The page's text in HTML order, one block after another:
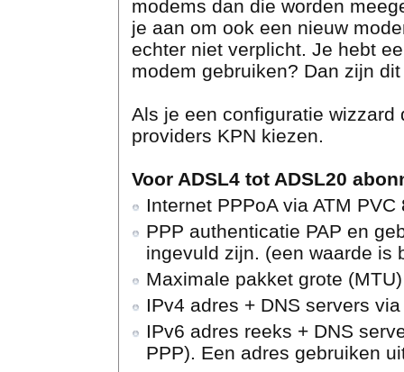
modems dan die worden
je aan om ook een nieuw
echter niet verplicht. Je hebt
modem gebruiken? Dan zijn
Als je een configuratie
providers KPN kiezen.
Voor ADSL4 tot ADSL20
Internet PPPoA via ATM
PPP authenticatie PAP en
ingevuld zijn. (een waarde is
Maximale pakket grote
IPv4 adres + DNS servers
IPv6 adres reeks + DNS
PPP). Een adres gebruiken